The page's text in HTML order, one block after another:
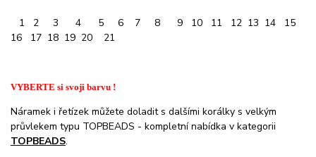
1 2 3 4 5 6 7 8 9 10 11 12 13 14 15
16 17 18 19 20 21
VYBERTE si svoji barvu !
Náramek i řetízek můžete doladit s dalšími korálky s velkým
průvlekem typu TOPBEADS - kompletní nabídka v kategorii
TOPBEADS.